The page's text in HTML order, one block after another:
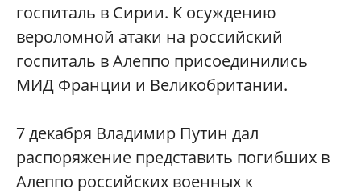
госпиталь в Сирии. К осуждению
вероломной атаки на российский
госпиталь в Алеппо присоединились
МИД Франции и Великобритании.
7 декабря Владимир Путин дал
распоряжение представить погибших в
Алеппо российских военных к